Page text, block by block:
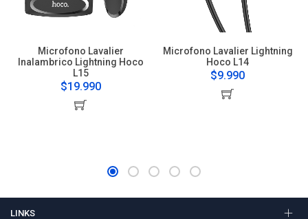
Microfono Lavalier
Inalambrico Lightning Hoco
L15
$19.990
Microfono Lavalier Lightning
Hoco L14
$9.990
LINKS